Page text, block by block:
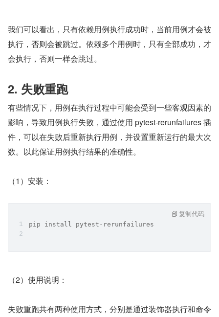
我们可以看出，只有依赖用例执行成功时，当前用例才会被
执行，否则会被跳过。依赖多个用例时，只有全部成功，才
会执行，否则一样会跳过。
2. 失败重跑
有些情况下，用例在执行过程中可能会受到一些客观因素的
影响，导致用例执行失败，通过使用 pytest-rerunfailures 插
件，可以在失败后重新执行用例，并设置重新运行的最大次
数。以此保证用例执行结果的准确性。
（1）安装：
pip install pytest-rerunfailures
复制代码
（2）使用说明：
失败重跑共有两种使用方式，分别是通过装饰器执行和命令